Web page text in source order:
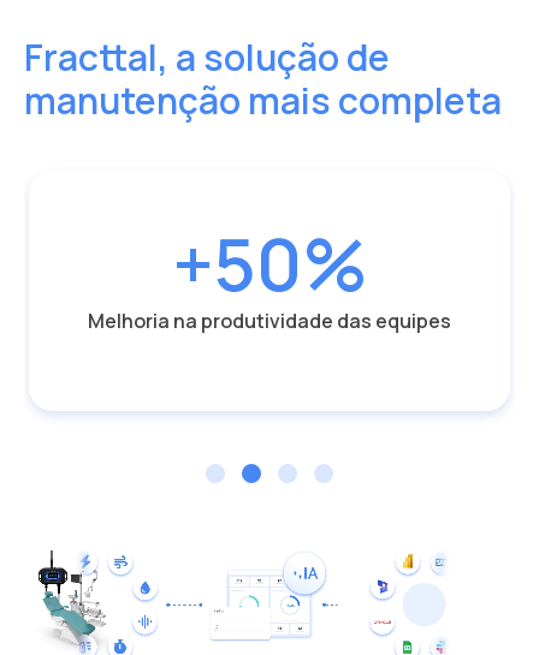
Fracttal, a solução de
manutenção mais completa
+50%
Melhoria na produtividade das equipes